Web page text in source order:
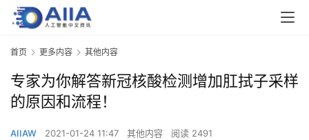
首页 更多内容 其他内容
专家为你解答新冠核酸检测增加肛拭子采样
的原因和流程！
AIIAW 2021-01-24 11:47 其他内容 阅读 2491